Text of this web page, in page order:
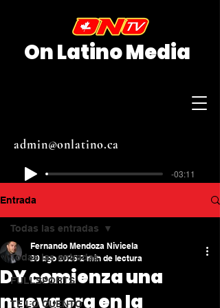
On Latino Media
admin@onlatino.ca
-03:11
Entrada
Todas las entradas
FULLSPORTS
TE LO CUENTO
Todas las entradas
DY comienza una
nueva era en la
Fernando Mendoza Nivicela
20 ago 2025 2 min de lectura